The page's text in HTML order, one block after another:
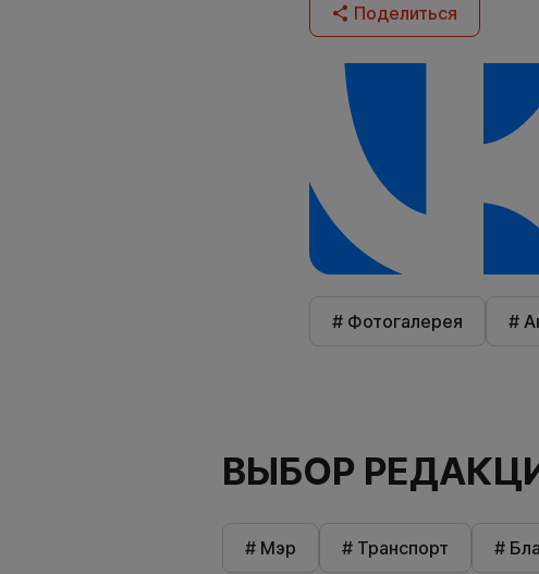
Поделиться
# Фотогалерея #
ВЫБОР
# Мэр # Транспорт #